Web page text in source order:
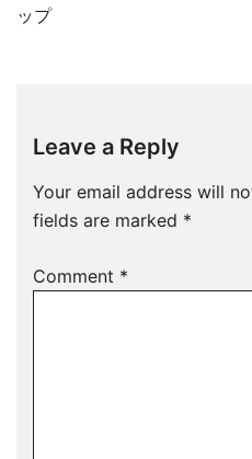
ップ
Leave a Reply
Your email address will
fields are marked *
Comment *